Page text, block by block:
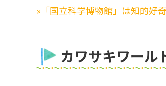
»「国立科学博物館」は知的好
カワサキワール